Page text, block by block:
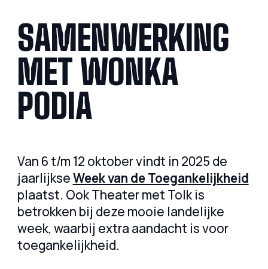
SAMENWERKING
MET WONKA
PODIA
Van 6 t/m 12 oktober vindt in 2025 de
jaarlijkseWeek van de Toegankelijkheid
plaatst. Ook Theater met Tolk is
betrokken bij deze mooie landelijke
week, waarbij extra aandacht is voor
toegankelijkheid.